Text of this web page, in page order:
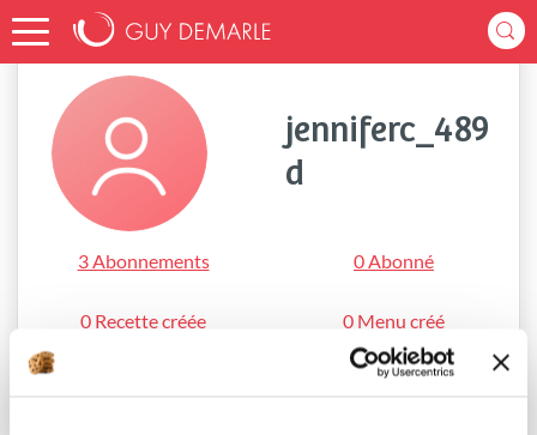
Accueil jenniferc_489d
jenniferc_489
d
3 Abonnements 0 Abonné
0 Recette créée 0 Menu créé